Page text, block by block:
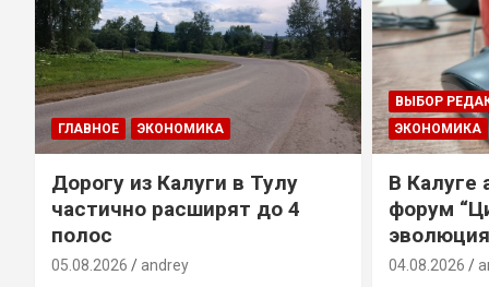
ГЛАВНОЕ ЭКОНОМИКА
Дорогу из Калуги в Тулу
частично расширят до 4
полос
05.08.2026 andrey
ВЫБОР
ЭКОНОМИКА
В Калуге
форум
04.08.2026